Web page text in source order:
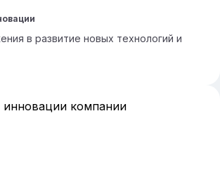
в развитие новых технологий и